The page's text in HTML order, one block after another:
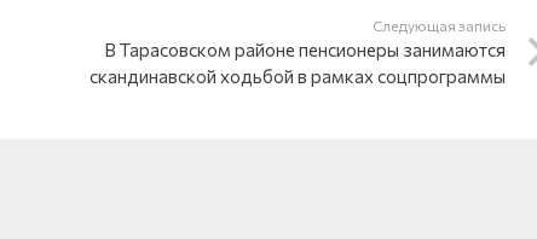
Следующая запись
В Тарасовском районе пенсионеры занимаются
скандинавской ходьбой в рамках соцпрограммы